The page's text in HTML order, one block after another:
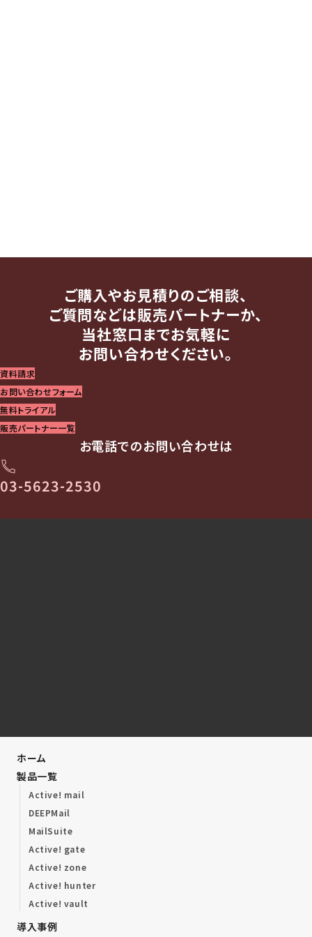
ご購入やお見積りのご相談、
ご質問などは販売パートナーか、
当社窓口までお気軽に
お問い合わせください。
資料請求
お問い合わせフォーム
無料トライアル
販売パートナー一覧
お電話でのお問い合わせは
03-5623-2530
ホーム
製品一覧
Active! mail
DEEPMail
MailSuite
Active! gate
Active! zone
Active! hunter
Active! vault
導入事例